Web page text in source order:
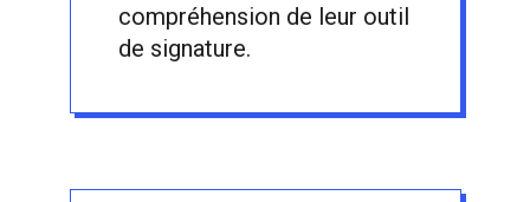
compréhension de leur outil
de signature.